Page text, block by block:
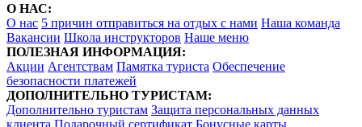
О НАС:
О нас 5 причин отправиться на отдых с нами Наша команда
Вакансии Школа инструкторов Наше меню
ПОЛЕЗНАЯ ИНФОРМАЦИЯ:
Акции Агентствам Памятка туриста Обеспечение
безопасности платежей
ДОПОЛНИТЕЛЬНО ТУРИСТАМ:
Дополнительно туристам Защита персональных данных
клиента Подарочный сертификат Бонусные карты